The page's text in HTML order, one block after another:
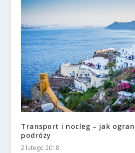
Transport i nocleg – jak
podróży
2 lutego 2018